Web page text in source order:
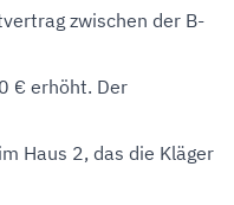
zwischen der B-
€ erhöht. Der
Haus 2, das die Kläger